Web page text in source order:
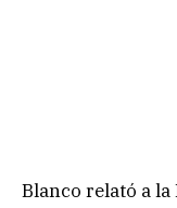
Blanco relató a